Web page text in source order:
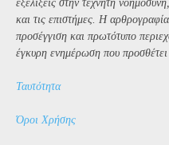
εξελίξεις στην τεχνητή
και τις επιστήμες. Η
προσέγγιση και πρωτότυπο
έγκυρη ενημέρωση που προσθέτει
Ταυτότητα
Όροι Χρήσης